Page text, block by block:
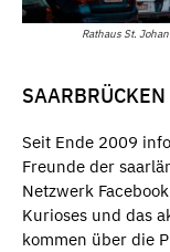
Rathaus St.
Seit Ende 2009
Freunde der
Netzwerk
Kurioses und das
kommen über die